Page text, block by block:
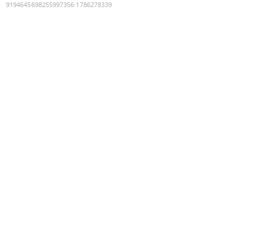
9194645698255997356:1786278339